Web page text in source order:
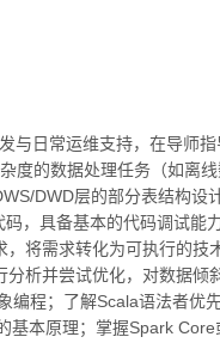
与日常运维支持，在导师
度的数据处理任务（如离
DWD层的部分表结构设
，具备基本的代码调试能
将需求转化为可执行的技
析并尝试优化，对数据倾
程；了解Scala语法者优
基本原理；掌握Spark